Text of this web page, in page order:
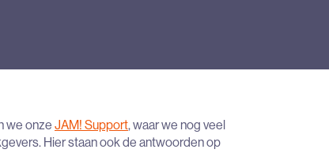
we onze JAM! Support,waar we nog veel
Hier staan ook de antwoorden op